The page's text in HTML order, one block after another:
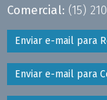
Comercial: (15)
Enviar e-mail para
Enviar e-mail para